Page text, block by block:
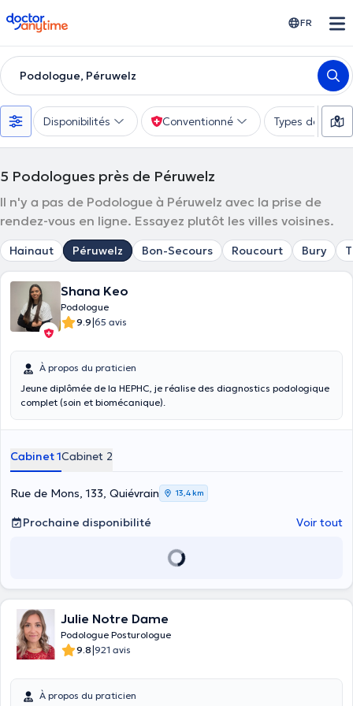
doctoranytime FR
Podologue, Péruwelz
Disponibilités Conventionné Types de
5 Podologues près de Péruwelz
Il n'y a pas de Podologue à Péruwelz avec la prise de
rendez-vous en ligne. Essayez plutôt les villes voisines.
Hainaut Péruwelz Bon-Secours Roucourt Bury
Shana Keo
Podologue
9.9|65 avis
À propos du praticien
Jeune diplômée de la HEPHC, je réalise des diagnostics podologique
complet (soin et biomécanique).
Cabinet 1Cabinet 2
Rue de Mons, 133, Quiévrain 13,4 km
Prochaine disponibilité Voir tout
Julie Notre Dame
Podologue Posturologue
9.8|921 avis
À propos du praticien